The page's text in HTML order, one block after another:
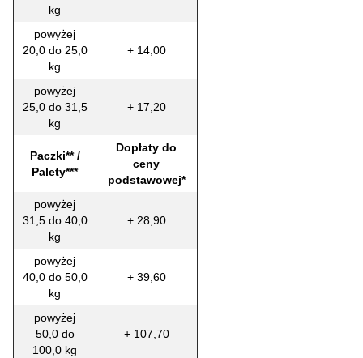
kg
powyżej
20,0 do 25,0
kg
+ 14,00
powyżej
25,0 do 31,5
kg
+ 17,20
Paczki** /
Palety***
Dopłaty do
ceny
podstawowej*
powyżej
31,5 do 40,0
kg
+ 28,90
powyżej
40,0 do 50,0
kg
+ 39,60
powyżej
50,0 do
100,0 kg
+ 107,70